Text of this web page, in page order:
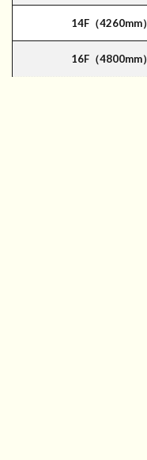
14F（4260mm）
16F（4800mm）